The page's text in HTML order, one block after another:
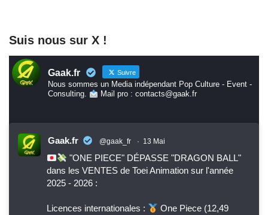
Suis nous sur X !
Gaak.fr Suivre
Nous sommes un Media indépendant Pop Culture - Event -
Consulting.
Mail pro : contacts@gaak.fr
Gaak.fr @gaak_fr · 13 Mai
"ONE PIECE" DÉPASSE "DRAGON BALL"
dans les VENTES de Toei Animation sur l'année
2025 - 2026 :
Licences internationales :
One Piece (12,49